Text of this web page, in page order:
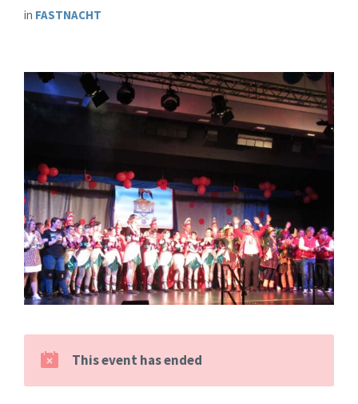
in FASTNACHT
This event has ended